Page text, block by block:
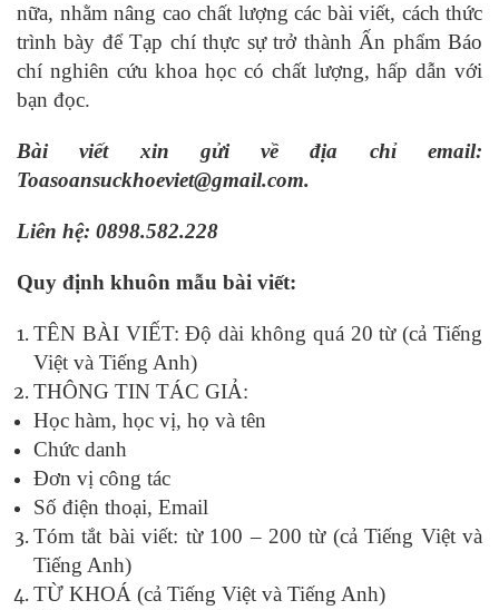
nữa, nhằm nâng cao chất lượng các bài viết, cách thức
trình bày để Tạp chí thực sự trở thành Ấn phẩm Báo
chí nghiên cứu khoa học có chất lượng, hấp dẫn với
bạn đọc.
Bài viết xin gửi về địa chỉ email:
Toasoansuckhoeviet@gmail.com.
Liên hệ: 0898.582.228
Quy định khuôn mẫu bài viết:
TÊN BÀI VIẾT: Độ dài không quá 20 từ (cả Tiếng
Việt và Tiếng Anh)
THÔNG TIN TÁC GIẢ:
Học hàm, học vị, họ và tên
Chức danh
Đơn vị công tác
Số điện thoại, Email
Tóm tắt bài viết: từ 100 – 200 từ (cả Tiếng Việt và
Tiếng Anh)
TỪ KHOÁ (cả Tiếng Việt và Tiếng Anh)